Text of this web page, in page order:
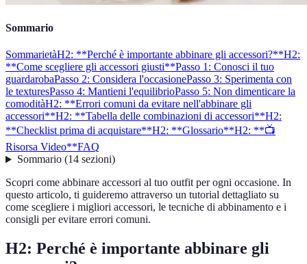
Sommario
SommarietàH2: **Perché è importante abbinare gli accessori?**H2:
**Come scegliere gli accessori giusti**Passo 1: Conosci il tuo
guardarobaPasso 2: Considera l'occasionePasso 3: Sperimenta con
le texturesPasso 4: Mantieni l'equilibrioPasso 5: Non dimenticare la
comoditàH2: **Errori comuni da evitare nell'abbinare gli
accessori**H2: **Tabella delle combinazioni di accessori**H2:
**Checklist prima di acquistare**H2: **Glossario**H2: **📺
Risorsa Video**FAQ
Sommario(14 sezioni)
Scopri come abbinare accessori al tuo outfit per ogni occasione. In
questo articolo, ti guideremo attraverso un tutorial dettagliato su
come scegliere i migliori accessori, le tecniche di abbinamento e i
consigli per evitare errori comuni.
H2: Perché è importante abbinare gli